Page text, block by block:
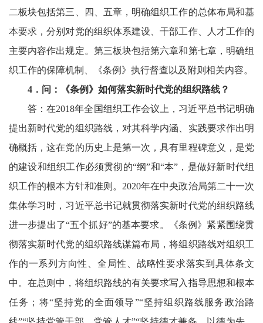
二板块包括第三、四、五章，明确组织工作的总体布局和基
本要求，分别对党的组织体系建设、干部工作、人才工作的
主要内容作出规定。第三板块包括第六章和第七章，明确组
织工作的保障机制、《条例》执行督查以及附则相关内容。
4 ．问：《条例》如何落实新时代党的组织路线？
答：在2018年全国组织工作会议上，习近平总书记明确
提出新时代党的组织路线，对其科学内涵、实践要求作出明
确概括，这在党的历史上是第一次，具有里程碑意义，是党
的建设和组织工作必须贯彻的“纲”和“本”，是做好新时代组
织工作的根本方针和准则。2020年在中央政治局第二十一次
集体学习时，习近平总书记就贯彻落实新时代党的组织路线
进一步提出了“五个抓好”的基本要求。《条例》紧紧围绕贯
彻落实新时代党的组织路线谋篇布局，将组织路线对组织工
作的一系列方向性、全局性、战略性要求落实到具体条文
中。在总则中，将组织路线的有关要求写入指导思想和根本
任务；将“坚持党的全面领导”“坚持组织路线服务政治路